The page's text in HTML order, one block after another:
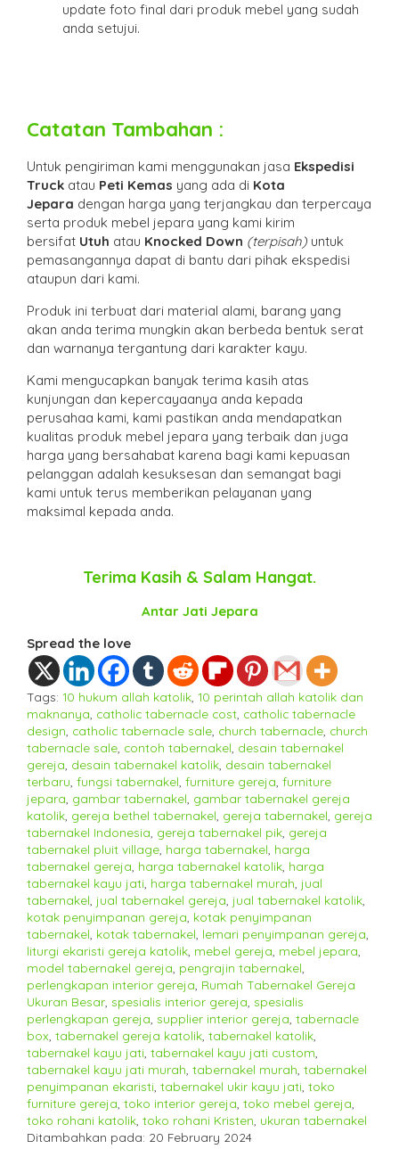
update foto final dari produk mebel yang sudah
anda setujui.
Catatan Tambahan :
Untuk pengiriman kami menggunakan jasa Ekspedisi
Truck atau Peti Kemas yang ada di Kota
Jepara dengan harga yang terjangkau dan terpercaya
serta produk mebel jepara yang kami kirim
bersifat Utuh atau Knocked Down (terpisah) untuk
pemasangannya dapat di bantu dari pihak ekspedisi
ataupun dari kami.
Produk ini terbuat dari material alami, barang yang
akan anda terima mungkin akan berbeda bentuk serat
dan warnanya tergantung dari karakter kayu.
Kami mengucapkan banyak terima kasih atas
kunjungan dan kepercayaanya anda kepada
perusahaa kami, kami pastikan anda mendapatkan
kualitas produk mebel jepara yang terbaik dan juga
harga yang bersahabat karena bagi kami kepuasan
pelanggan adalah kesuksesan dan semangat bagi
kami untuk terus memberikan pelayanan yang
maksimal kepada anda.
Terima Kasih & Salam Hangat.
Antar Jati Jepara
Spread the love
Tags: 10 hukum allah katolik 10 perintah allah katolik dan
maknanya catholic tabernacle cost catholic tabernacle
design catholic tabernacle sale church tabernacle church
tabernacle sale contoh tabernakel desain tabernakel
gereja desain tabernakel katolik desain tabernakel
terbaru fungsi tabernakel furniture gereja furniture
jepara gambar tabernakel gambar tabernakel gereja
katolik gereja bethel tabernakel gereja tabernakel gereja
tabernakel Indonesia gereja tabernakel pik gereja
tabernakel pluit village harga tabernakel harga
tabernakel gereja harga tabernakel katolik harga
tabernakel kayu jati harga tabernakel murah jual
tabernakel jual tabernakel gereja jual tabernakel katolik
kotak penyimpanan gereja kotak penyimpanan
tabernakel kotak tabernakel lemari penyimpanan gereja
liturgi ekaristi gereja katolik mebel gereja mebel jepara
model tabernakel gereja pengrajin tabernakel
perlengkapan interior gereja Rumah Tabernakel Gereja
Ukuran Besar spesialis interior gereja spesialis
perlengkapan gereja supplier interior gereja tabernacle
box tabernakel gereja katolik tabernakel katolik
tabernakel kayu jati tabernakel kayu jati custom
tabernakel kayu jati murah tabernakel murah tabernakel
penyimpanan ekaristi tabernakel ukir kayu jati toko
furniture gereja toko interior gereja toko mebel gereja
toko rohani katolik toko rohani Kristen ukuran tabernakel
Ditambahkan pada: 20 February 2024